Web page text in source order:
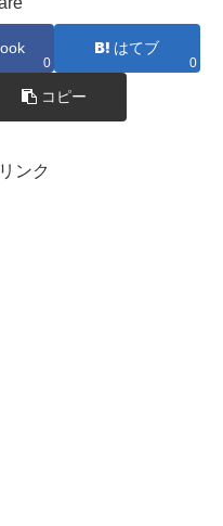
0
はてブ
0
コピー
ンク